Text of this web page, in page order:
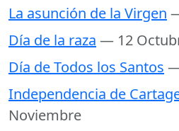
La asunción de la Virgen
Día de la raza — 12
Día de Todos los Santos
Independencia de
Noviembre